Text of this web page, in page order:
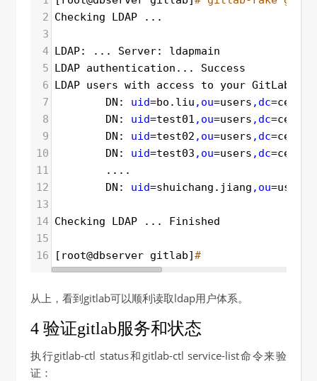
2 Checking LDAP ...
3
4
LDAP: ... Server: ldapmain
5
LDAP authentication... Success
6
LDAP users with access to your GitLab
7
        DN:
uid=bo.liu ,ou=users ,dc=celoan
8
        DN:
uid=test01 ,ou=users ,dc=celoan
9
        DN:
uid=test02 ,ou=users ,dc=celoan
10
        DN:
uid=test03 ,ou=users ,dc=celoan
11
        ....
12
        DN:
uid=shuichang.jiang ,ou=users
13
14 Checking LDAP ... Finished
15
16
[root@dbserver gitlab] #
从上，看到gitlab可以顺利读取ldap用户体系。
4 验证gitlab服务和状态
执行gitlab-ctl status和gitlab-ctl service-list命令来验
证：